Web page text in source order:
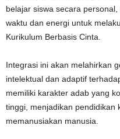
belajar siswa secara
waktu dan energi untuk
Kurikulum Berbasis Cinta.
Integrasi ini akan melahirkan
intelektual dan adaptif
memiliki karakter adab yang
tinggi, menjadikan pendidikan
memanusiakan manusia.